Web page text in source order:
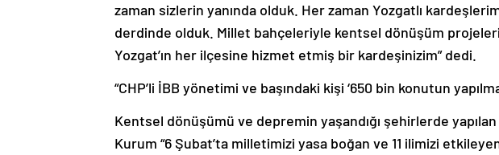
zaman sizlerin yanında olduk. Her zaman Yozgatlı
derdinde olduk. Millet bahçeleriyle kentsel dönüşüm projeleri
Yozgat’ın her ilçesine hizmet etmiş bir kardeşinizim” dedi.
“CHP’li İBB yönetimi ve başındaki kişi ‘650 bin konutun
Kentsel dönüşümü ve depremin yaşandığı şehirlerde
Kurum “6 Şubat’ta milletimizi yasa boğan ve 11 ilimizi